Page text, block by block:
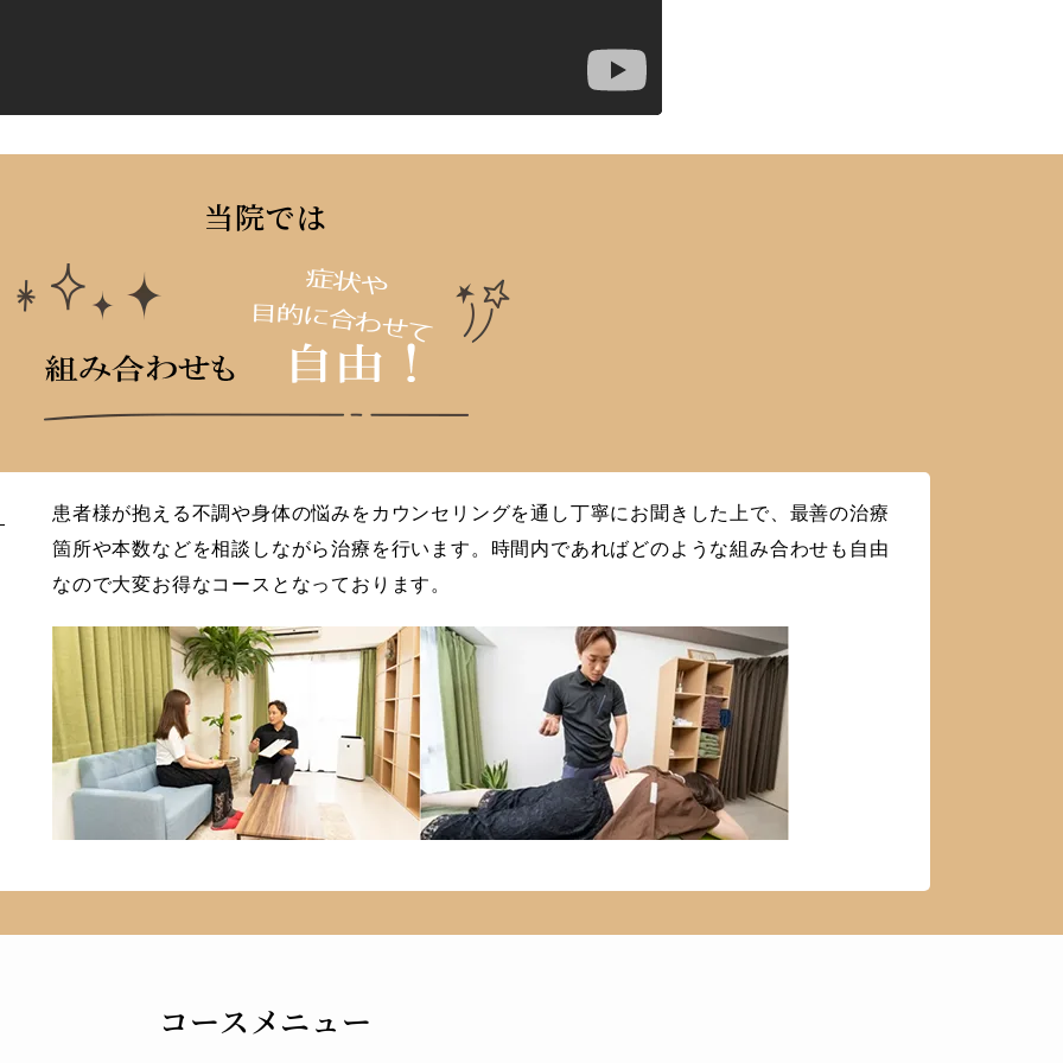
当院では
患者様が抱える不調や身体の悩みをカウンセリングを通し丁寧にお聞きした上で、最善の治療
箇所や本数などを相談しながら治療を行います。時間内であればどのような組み合わせも自由
なので大変お得なコースとなっております。
コースメニュー